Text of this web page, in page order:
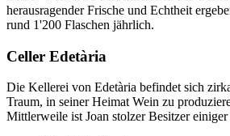
herausragender Frische und Echtheit
rund 1'200 Flaschen jährlich.
Celler Edetària
Die Kellerei von Edetària befindet sich
Traum, in seiner Heimat Wein zu
Mittlerweile ist Joan stolzer Besitzer